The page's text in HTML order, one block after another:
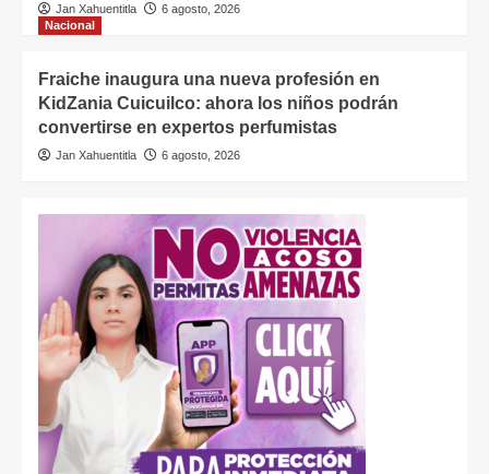
Jan Xahuentitla
6 agosto, 2026
Nacional
Fraiche inaugura una nueva profesión en
KidZania Cuicuilco: ahora los niños podrán
convertirse en expertos perfumistas
Jan Xahuentitla 6 agosto, 2026